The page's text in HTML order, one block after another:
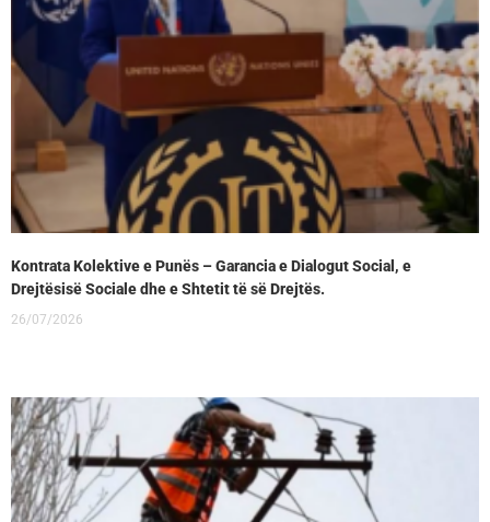
Kontrata Kolektive e Punës – Garancia e Dialogut Social, e
Drejtësisë Sociale dhe e Shtetit të së Drejtës.
26/07/2026